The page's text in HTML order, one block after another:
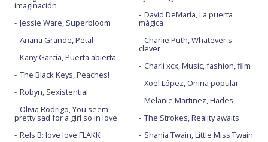
imaginación
Jessie Ware, Superbloom
Ariana Grande, Petal
Kany García, Puerta abierta
The Black Keys, Peaches!
Robyn, Sexistential
Olivia Rodrigo, You seem
pretty sad for a girl so in love
Rels B: love love FLAKK
David DeMaría, La puerta
mágica
Charlie Puth, Whatever's
clever
Charli xcx, Music, fashion, film
Xoel López, Oniria popular
Melanie Martinez, Hades
The Strokes, Reality awaits
Shania Twain, Little Miss Twain